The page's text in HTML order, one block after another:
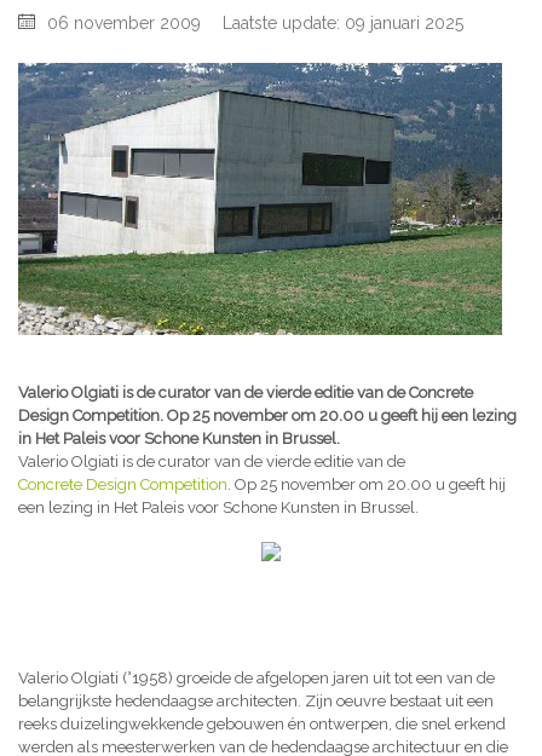
06 november 2009 Laatste update: 09 januari 2025
Valerio Olgiati is de curator van de vierde editie van de Concrete
Design Competition. Op 25 november om 20.00 u geeft hij een lezing
in Het Paleis voor Schone Kunsten in Brussel.
Valerio Olgiati is de curator van de vierde editie van de
Concrete Design Competition. Op 25 november om 20.00 u geeft hij
een lezing in Het Paleis voor Schone Kunsten in Brussel.
Valerio Olgiati (°1958) groeide de afgelopen jaren uit tot een van de
belangrijkste hedendaagse architecten. Zijn oeuvre bestaat uit een
reeks duizelingwekkende gebouwen én ontwerpen, die snel erkend
werden als meesterwerken van de hedendaagse architectuur en die